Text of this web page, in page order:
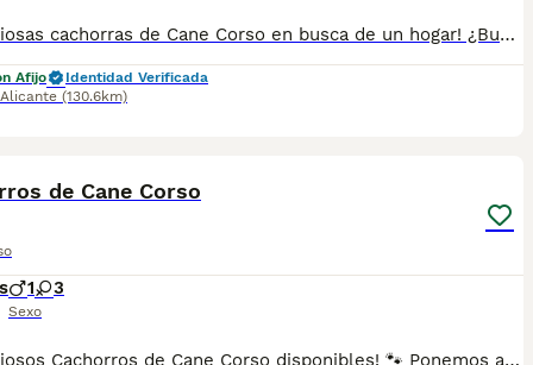
🐾 ¡Preciosas cachorras de Cane Corso en busca de un hogar! ¿Buscas una compañera fiel, inteligente y con un carácter excepcional? Tenemos disponibles 2 preciosas hembras de Cane Corso: 🖤 1 de color negro 🩶 1 de color gris Las cachorras se entregan con toda la documentación en regla: ✔️ LOE ✔️ Pedigrí ✔️ Microchip ✔️ Pasaporte veterinario europeo ✔️ Vacunas al día según su edad ✔️ Desparasitaciones realizadas según su edad ✔️ Certificado veterinario de buena salud Criadas con dedicación, socializadas y listas para formar parte de una familia responsable. 📍 Estamos en Monóvar (Alicante). 📲 WhatsApp: 34 607 268 712 Si deseas más información, fotos o vídeos, no dudes en contactar. ¡Solo buscamos los mejores hogares para ellas!
Afijo
Identidad Verificada
Alicante (130.6km)
de Cane Corso
1 3
Sexo
🐾 ¡Preciosos Cachorros de Cane Corso disponibles! 🐾 Ponemos a la venta magníficos cachorros de Cane Corso, criados con dedicación, responsabilidad y pasión por la raza. Somos un criadero oficial, registrado con Núcleo Zoológico y Afijo, con más de 14 años de experiencia en la cría y selección del Cane Corso, priorizando siempre la salud, el carácter y la excelente morfología de nuestros perros. Todos nuestros cachorros se entregan con: ✅ Pedigrí. ✅ Inscripción en LOE. ✅ Microchip. ✅ Pasaporte veterinario europeo. ✅ Vacunas correspondientes a su edad. ✅ Desparasitaciones al día. ✅ Certificado veterinario de buena salud. ❤️ Los cachorros están listos para incorporarse a su nuevo hogar y convertirse en un compañero fiel, equilibrado y protector para toda la familia. Ofrecemos asesoramiento antes y después de la entrega, porque nuestro compromiso con cada cachorro continúa durante toda su vida. Si buscas un Cane Corso de calidad, criado por profesionales con amplia experiencia y todas las garantías, estaremos encantados de atenderte. 📲 WhatsApp: 34 607 268 712